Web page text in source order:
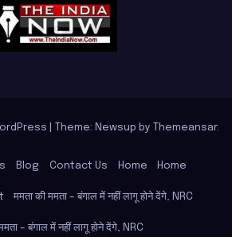
Theme: Newsup by Themeansar.
Blog Contact Us Home Home
ममता की ममता – बंगाल में नहीं लागू होने देंगे, NRC
– बंगाल में नहीं लागू होने देंगे, NRC